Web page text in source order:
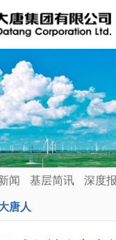
闻 基层简讯 深度
唐人